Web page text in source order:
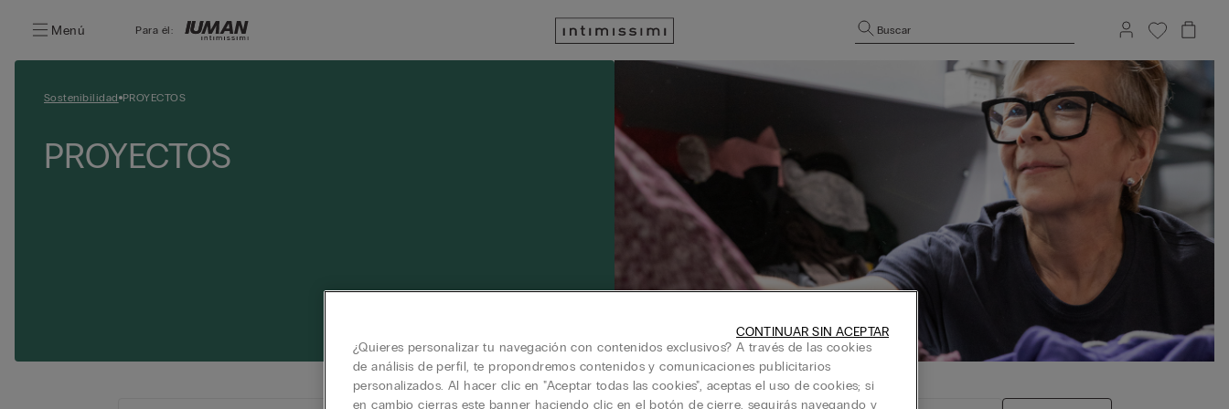
Menú Para él: Buscar
Sostenibilidad PROYECTOS
PROYECTOS
¿Quieres personalizar tu navegación con contenidos exclusivos? A través de las cookies
de análisis de perfil, te propondremos contenidos y comunicaciones publicitarios
personalizados. Al hacer clic en "Aceptar todas las cookies", aceptas el uso de cookies; si
en cambio cierras este banner haciendo clic en el botón de cierre, seguirás navegando y
CONTINUAR SIN ACEPTAR